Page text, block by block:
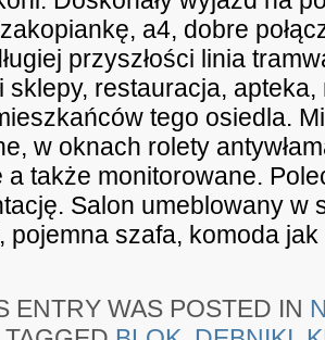
a4, dobre
przyszłości linia
sklepy, restauracja,
tego osiedla.
w oknach rolety
a także monitorowane.
Salon umeblowany w
pojemna szafa, komoda
ENTRY WAS POSTED IN